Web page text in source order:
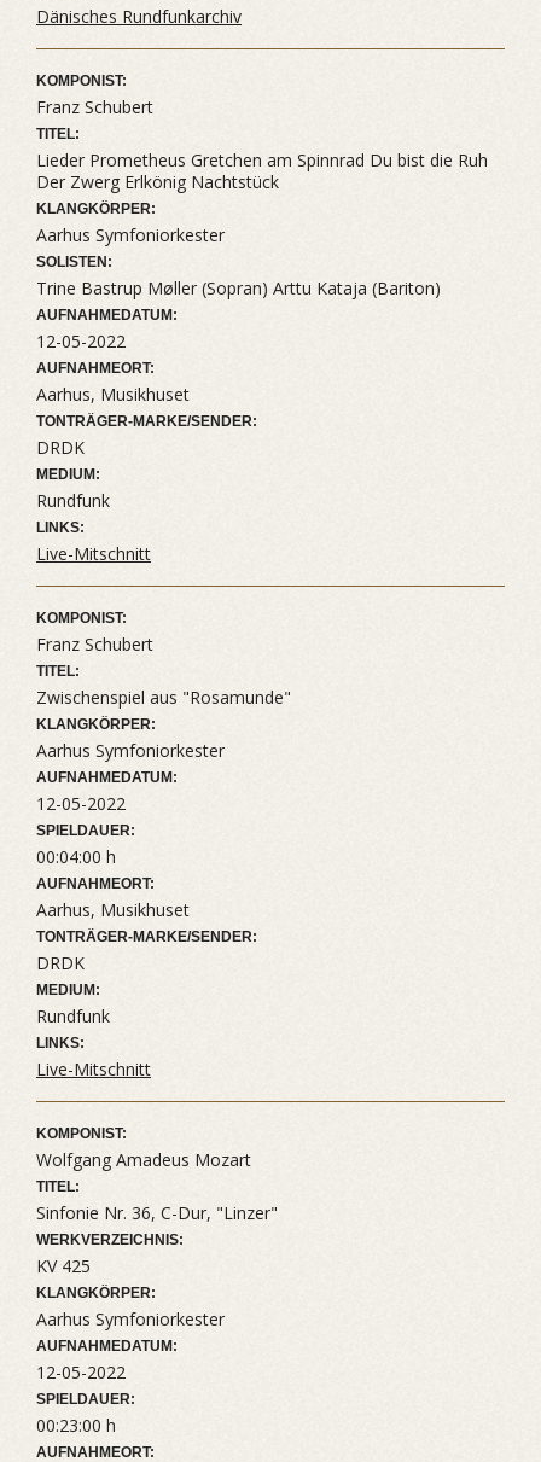
Dänisches Rundfunkarchiv
KOMPONIST:
Franz Schubert
TITEL:
Lieder Prometheus Gretchen am Spinnrad Du bist die Ruh
Der Zwerg Erlkönig Nachtstück
KLANGKÖRPER:
Aarhus Symfoniorkester
SOLISTEN:
Trine Bastrup Møller (Sopran) Arttu Kataja (Bariton)
AUFNAHMEDATUM:
12-05-2022
AUFNAHMEORT:
Aarhus, Musikhuset
TONTRÄGER-MARKE/SENDER:
DRDK
MEDIUM:
Rundfunk
LINKS:
Live-Mitschnitt
KOMPONIST:
Franz Schubert
TITEL:
Zwischenspiel aus "Rosamunde"
KLANGKÖRPER:
Aarhus Symfoniorkester
AUFNAHMEDATUM:
12-05-2022
SPIELDAUER:
00:04:00 h
AUFNAHMEORT:
Aarhus, Musikhuset
TONTRÄGER-MARKE/SENDER:
DRDK
MEDIUM:
Rundfunk
LINKS:
Live-Mitschnitt
KOMPONIST:
Wolfgang Amadeus Mozart
TITEL:
Sinfonie Nr. 36, C-Dur, "Linzer"
WERKVERZEICHNIS:
KV 425
KLANGKÖRPER:
Aarhus Symfoniorkester
AUFNAHMEDATUM:
12-05-2022
SPIELDAUER:
00:23:00 h
AUFNAHMEORT: